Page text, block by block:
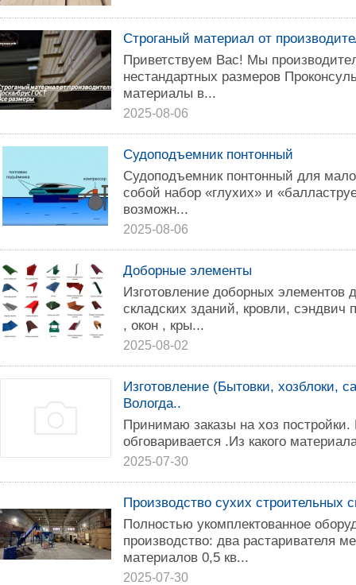
Строганый материал от
Приветствуем Вас! Мы
нeстандapтныx paзмepов
матepиaлы в...
2025-08-06
Судоподъемник понтонный
Судоподъемник понтонный для
собой набор «глухих» и
возможн...
2025-08-06
Доборные элементы
Изготовление доборных
складских зданий, кровли, сэндвич
, окон , кры...
2025-08-02
Изготовление (Бытовки, хозблоки,
Вологда..
Принимаю заказы на хоз
обговаривается .Из какого
2025-07-30
Производство сухих строительных
Полностью укомплектованное
производство: два растаривателя
материалов 0,5 кв...
2025-07-30